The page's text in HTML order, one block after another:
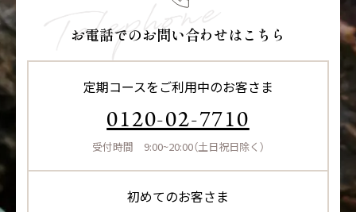
お電話でのお問い合わせはこちら
定期コースをご利用中のお客さま
0120-02-7710
受付時間 9:00~20:00（土日祝日除く）
初めてのお客さま